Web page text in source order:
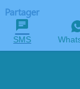
Partager
SMS